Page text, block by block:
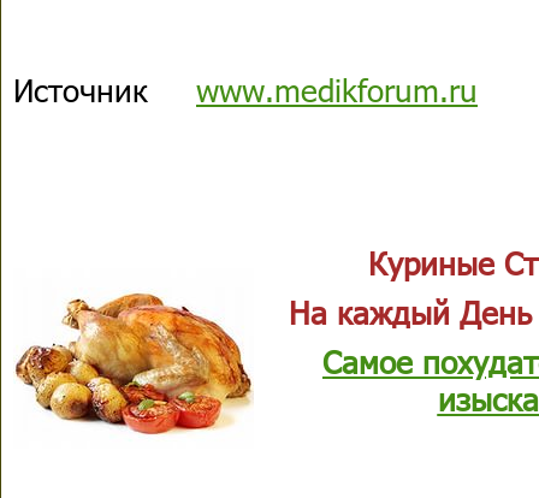
Источник www.medikforum.ru
Куриные
На каждый
Самое